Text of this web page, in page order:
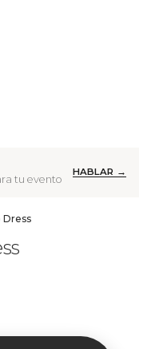
tu evento
HABLAR →
Dress